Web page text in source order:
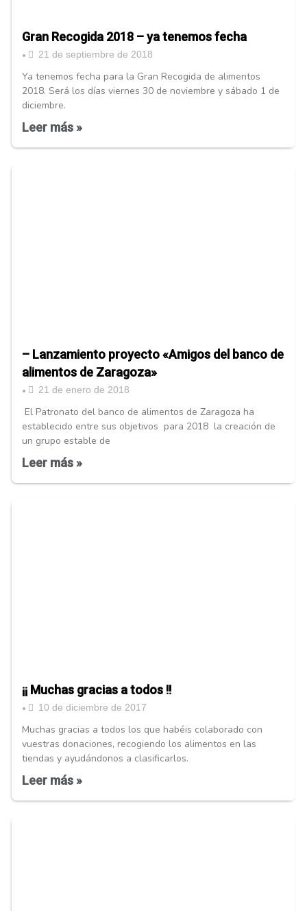
Gran Recogida 2018 – ya tenemos fecha
• 21 de septiembre de 2018
Ya tenemos fecha para la Gran Recogida de alimentos
2018. Será los días viernes 30 de noviembre y sábado 1 de
diciembre.
Leer más »
– Lanzamiento proyecto «Amigos del banco de
alimentos de Zaragoza»
• 21 de enero de 2018
El Patronato del banco de alimentos de Zaragoza ha
establecido entre sus objetivos para 2018 la creación de
un grupo estable de
Leer más »
¡¡ Muchas gracias a todos !!
• 10 de diciembre de 2017
Muchas gracias a todos los que habéis colaborado con
vuestras donaciones, recogiendo los alimentos en las
tiendas y ayudándonos a clasificarlos.
Leer más »